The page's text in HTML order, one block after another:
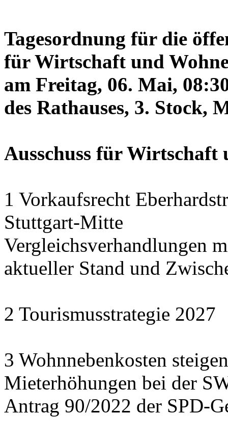
Tagesordnung für die
für Wirtschaft und
am Freitag, 06. Mai,
des Rathauses, 3. Stock,
Ausschuss für Wirtschaft
1 Vorkaufsrecht
Stuttgart-Mitte
Vergleichsverhandlungen
aktueller Stand und
2 Tourismusstrategie 2027
3 Wohnnebenkosten
Mieterhöhungen bei der
Antrag 90/2022 der SPD-